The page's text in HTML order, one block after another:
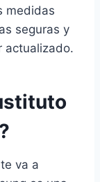
medidas
seguras y
actualizado.
va a